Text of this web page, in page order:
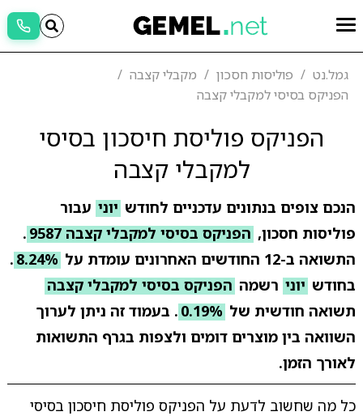
גמל.נט פוליסות חסכון
מקבלי קצבה
הפניקס בסיסי למקבלי קצבה
הפניקס פוליסת חיסכון בסיסי
למקבלי קצבה
הנכם צופים בנתונים עדכניים לחודש יוני עבור
פוליסות חסכון, הפניקס בסיסי למקבלי קצבה 9587
.
התשואה ב-12 החודשים האחרונים עומדת על
8.24%
.
בחודש יוני רשמה הפניקס בסיסי למקבלי קצבה
תשואה חודשית של 0.19% . בעמוד זה ניתן לערוך
השוואה בין מוצרים דומים ולצפות בגרף התשואות
לאורך הזמן.
כל מה שחשוב לדעת על הפניקס פוליסת חיסכון בסיסי